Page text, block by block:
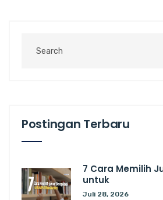
Postingan Terbaru
7 Cara Memilih
untuk
Juli 28, 2026